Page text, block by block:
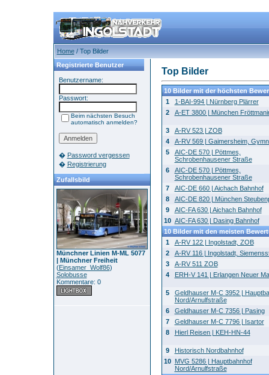
Home/ Top Bilder
Registrierte Benutzer
Benutzername:
Passwort:
Beim nächsten Besuch
automatisch anmelden?
� Password vergessen
� Registrierung
Zufallsbild
Münchner Linien M-ML 5077
| Münchner Freiheit
(Einsamer_Wolf86)
Solobusse
Kommentare: 0
Top Bilder
10 Bilder mit der höchsten
1
1-BAI-994 | Nürnberg Plärrer
2
A-ET 3800 | München
3
A-RV 523 | ZOB
4
A-RV 569 | Gaimersheim,
5
AIC-DE 570 | Pöttmes,
Schrobenhausener Straße
6
AIC-DE 570 | Pöttmes,
Schrobenhausener Straße
7
AIC-DE 660 | Aichach Bahnhof
8
AIC-DE 820 | München
9
AIC-FA 630 | Aichach Bahnhof
10 AIC-FA 630 | Dasing Bahnhof
10 Bilder mit den meisten
1
A-RV 122 | Ingolstadt, ZOB
2
A-RV 116 | Ingolstadt,
3
A-RV 511 ZOB
4
ERH-V 141 | Erlangen Neuer
5
Geldhauser M-C 3952 |
Nord/Arnulfstraße
6
Geldhauser M-C 7356 | Pasing
7
Geldhauser M-C 7796 | Isartor
8
Hierl Reisen | KEH-HN-44
9
Historisch Nordbahnhof
10
MVG 5286 | Hauptbahnhof
Nord/Arnulfstraße